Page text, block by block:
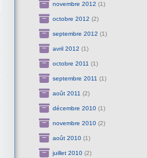
novembre 2012 (1)
octobre 2012 (2)
septembre 2012 (1)
avril 2012 (1)
octobre 2011 (1)
septembre 2011 (1)
août 2011 (2)
décembre 2010(1)
novembre 2010(2)
août 2010(1)
juillet 2010(2)